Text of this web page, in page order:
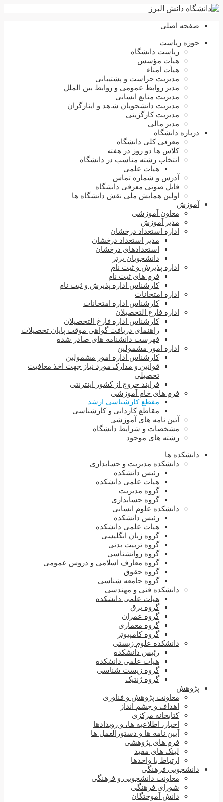
صفحه اصلی
حوزه ریاست
ریاست دانشگاه
هیأت مؤسس
هیأت امناء
مدیریت حراست و پشتیبانی
مدیر روابط عمومی و روابط بین الملل
مدیریت منابع انسانی
مدیریت دانشجویان شاهد و ایثارگران
مدیریت کارگزینی
مدیر مالی
درباره دانشگاه
معرفی کلی دانشگاه
کلاس ها دو روز در هفته
انتخاب رشته مناسب در دانشگاه
هیات علمی
آدرس و شماره تماس
فایل صوتی معرفی دانشگاه
اولین همایش ملی نقش دانشگاه ها
آموزش
معاون آموزشی
مدیر آموزش
اداره استعداد درخشان
مدیر استعداد درخشان
استعدادهای درخشان
دانشجویان برتر
اداره پذیرش و ثبت نام
فرم های ثبت نام
کارشناس اداره پذیرش و ثبت نام
اداره امتحانات
کارشناس اداره امتحانات
اداره فارغ التحصیلان
کارشناس اداره فارغ التحصیلان
راهنمای دریافت گواهی موقت پایان تحصیلات
فهرست دانشنامه های صادر شده
اداره امور مشمولین
کارشناس اداره امور مشمولین
قوانین و مدارک مورد نیاز جهت اخذ معافیت
تحصیلی
فرایند خروج از کشور اینترنتی
فرم های خام آموزشی
مقطع کارشناسی ارشد
مقاطع کاردانی و کارشناسی
آئین نامه های آموزشی
مشخصات و شرایط دانشگاه
رشته های موجود
دانشکده ها
دانشکده مدیریت و حسابداری
رئیس دانشکده
هیات علمی دانشکده
گروه مدیریت
گروه حسابداری
دانشکده علوم انسانی
رئیس دانشکده
هیات علمی دانشکده
گروه زبان انگلیسی
گروه تربیت بدنی
گروه روانشناسی
گروه معارف اسلامی و دروس عمومی
گروه حقوق
گروه جامعه شناسی
دانشکده فنی و مهندسی
هیات علمی دانشکده
گروه برق
گروه عمران
گروه معماری
گروه کامپیوتر
دانشکده علوم زیستی
رئیس دانشکده
هیات علمی دانشکده
گروه زیست شناسی
گروه ژنتیک
پژوهش
معاونت پژوهش و فناوری
اهداف و چشم انداز
کتابخانه مرکزی
اخبار، اطلاعیه ها، و رویدادها
آیین نامه ها و دستورالعمل ها
فرم های پژوهشی
لینک های مفید
ارتباط با واحدها
دانشجویی فرهنگی
معاونت دانشجویی و فرهنگی
شورای فرهنگی
دانش آموختگان